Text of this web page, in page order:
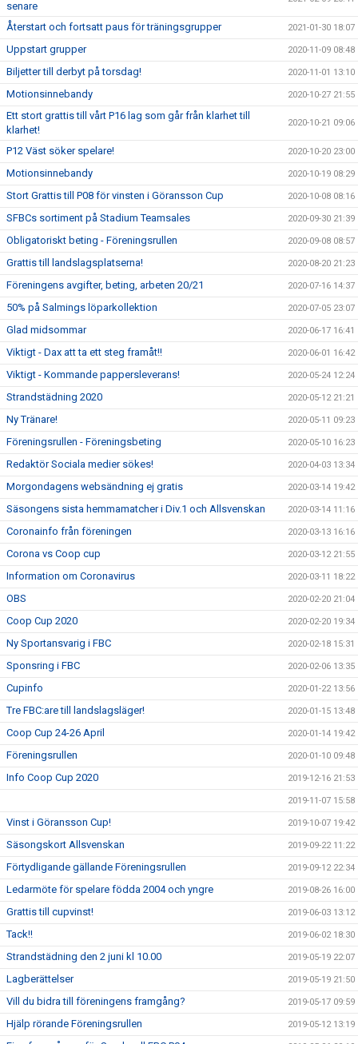
senare
Återstart och fortsatt paus för träningsgrupper 2021-01-30 18:07
Uppstart grupper 2020-11-09 08:48
Biljetter till derbyt på torsdag! 2020-11-01 13:10
Motionsinnebandy 2020-10-27 21:55
Ett stort grattis till vårt P16 lag som går från klarhet till
klarhet!
2020-10-21 09:06
P12 Väst söker spelare! 2020-10-20 23:00
Motionsinnebandy 2020-10-19 08:29
Stort Grattis till P08 för vinsten i Göransson Cup 2020-10-08 08:16
SFBCs sortiment på Stadium Teamsales 2020-09-30 21:39
Obligatoriskt beting - Föreningsrullen 2020-09-08 08:57
Grattis till landslagsplatserna! 2020-08-20 21:23
Föreningens avgifter, beting, arbeten 20/21 2020-07-16 14:37
50% på Salmings löparkollektion 2020-07-05 23:07
Glad midsommar 2020-06-17 16:41
Viktigt - Dax att ta ett steg framåt!! 2020-06-01 16:42
Viktigt - Kommande pappersleverans! 2020-05-24 12:24
Strandstädning 2020 2020-05-12 21:21
Ny Tränare! 2020-05-11 09:23
Föreningsrullen - Föreningsbeting 2020-05-10 16:23
Redaktör Sociala medier sökes! 2020-04-03 13:34
Morgondagens websändning ej gratis 2020-03-14 19:42
Säsongens sista hemmamatcher i Div.1 och Allsvenskan 2020-03-14 11:16
Coronainfo från föreningen 2020-03-13 16:16
Corona vs Coop cup 2020-03-12 21:55
Information om Coronavirus 2020-03-11 18:22
OBS 2020-02-20 21:04
Coop Cup 2020 2020-02-20 19:34
Ny Sportansvarig i FBC 2020-02-18 15:31
Sponsring i FBC 2020-02-06 13:35
Cupinfo 2020-01-22 13:56
Tre FBC:are till landslagsläger! 2020-01-15 13:48
Coop Cup 24-26 April 2020-01-14 19:42
Föreningsrullen 2020-01-10 09:48
Info Coop Cup 2020 2019-12-16 21:53
2019-11-07 15:58
Vinst i Göransson Cup! 2019-10-07 19:42
Säsongskort Allsvenskan 2019-09-22 11:22
Förtydligande gällande Föreningsrullen 2019-09-12 22:34
Ledarmöte för spelare födda 2004 och yngre 2019-08-26 16:00
Grattis till cupvinst! 2019-06-03 13:12
Tack!! 2019-06-02 18:30
Strandstädning den 2 juni kl 10.00 2019-05-19 22:07
Lagberättelser 2019-05-19 21:50
Vill du bidra till föreningens framgång? 2019-05-17 09:59
Hjälp rörande Föreningsrullen 2019-05-12 13:19